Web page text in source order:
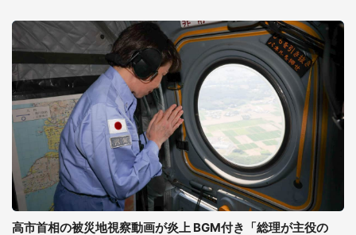
高市首相の被災地視察動画が炎上 BGM付き「総理が主役の